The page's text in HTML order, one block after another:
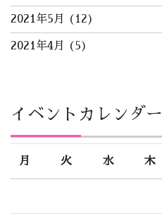
2021年5月 (12)
2021年4月 (5)
イベントカレンダー
月 火 水 木